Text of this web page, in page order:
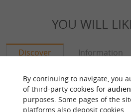
YOU WILL
Discover Information
By continuing to navigate, you
of third-party cookies for
purposes. Some pages of the
platforms also deposit cookies.